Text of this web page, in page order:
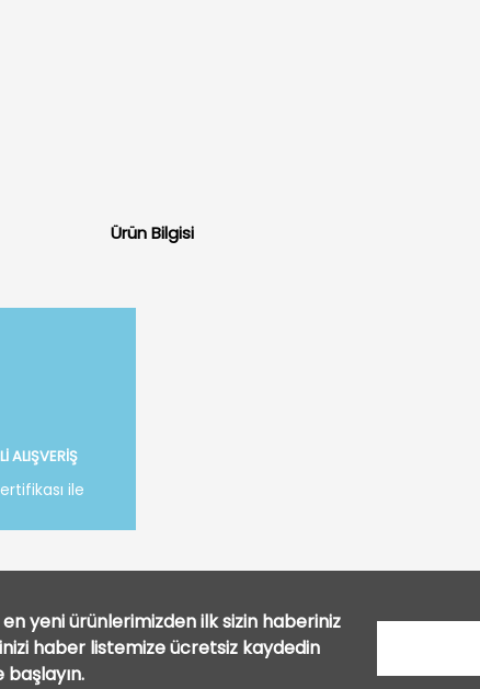
Ürün Bilgisi
ALIŞVERİŞ
ile
yeni ürünlerimizden ilk sizin haberiniz
haber listemize ücretsiz kaydedin